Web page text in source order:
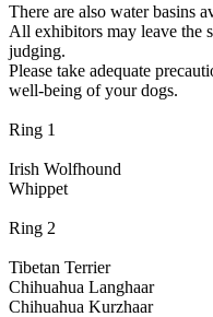
There are also water basins
All exhibitors may leave the
judging.
Please take adequate
well-being of your dogs.
Ring 1
Irish Wolfhound
Whippet
Ring 2
Tibetan Terrier
Chihuahua Langhaar
Chihuahua Kurzhaar